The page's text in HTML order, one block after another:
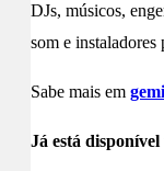
DJs, músicos,
som e instaladores
Sabe mais em
Já está